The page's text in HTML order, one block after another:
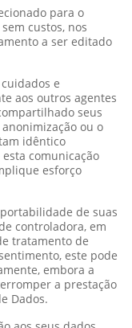
para o
custos, nos
a ser editado
e
aos outros agentes
seus
ou o
idêntico
comunicação
esforço
de suas
controladora, em
tratamento de
este pode
embora a
a prestação
Dados.